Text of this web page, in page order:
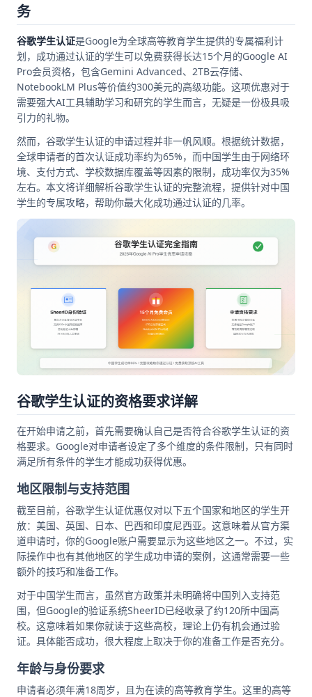
务
谷歌学生认证是Google为全球高等教育学生提供的专属福利计
划，成功通过认证的学生可以免费获得长达15个月的Google AI
Pro会员资格，包含Gemini Advanced、2TB云存储、
NotebookLM Plus等价值约300美元的高级功能。这项优惠对于
需要强大AI工具辅助学习和研究的学生而言，无疑是一份极具吸
引力的礼物。
然而，谷歌学生认证的申请过程并非一帆风顺。根据统计数据，
全球申请者的首次认证成功率约为65%，而中国学生由于网络环
境、支付方式、学校数据库覆盖等因素的限制，成功率仅为35%
左右。本文将详细解析谷歌学生认证的完整流程，提供针对中国
学生的专属攻略，帮助你最大化成功通过认证的几率。
谷歌学生认证的资格要求详解
在开始申请之前，首先需要确认自己是否符合谷歌学生认证的资
格要求。Google对申请者设定了多个维度的条件限制，只有同时
满足所有条件的学生才能成功获得优惠。
地区限制与支持范围
截至目前，谷歌学生认证优惠仅对以下五个国家和地区的学生开
放：美国、英国、日本、巴西和印度尼西亚。这意味着从官方渠
道申请时，你的Google账户需要显示为这些地区之一。不过，实
际操作中也有其他地区的学生成功申请的案例，这通常需要一些
额外的技巧和准备工作。
对于中国学生而言，虽然官方政策并未明确将中国列入支持范
围，但Google的验证系统SheerID已经收录了约120所中国高
校。这意味着如果你就读于这些高校，理论上仍有机会通过验
证。具体能否成功，很大程度上取决于你的准备工作是否充分。
年龄与身份要求
申请者必须年满18周岁，且为在读的高等教育学生。这里的高等